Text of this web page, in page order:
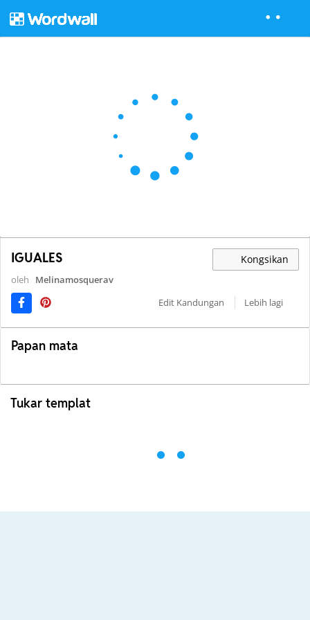
IGUALES Kongsikan
oleh
Melinamosquerav
Edit Kandungan
Lebih lagi
Papan mata
Tukar templat